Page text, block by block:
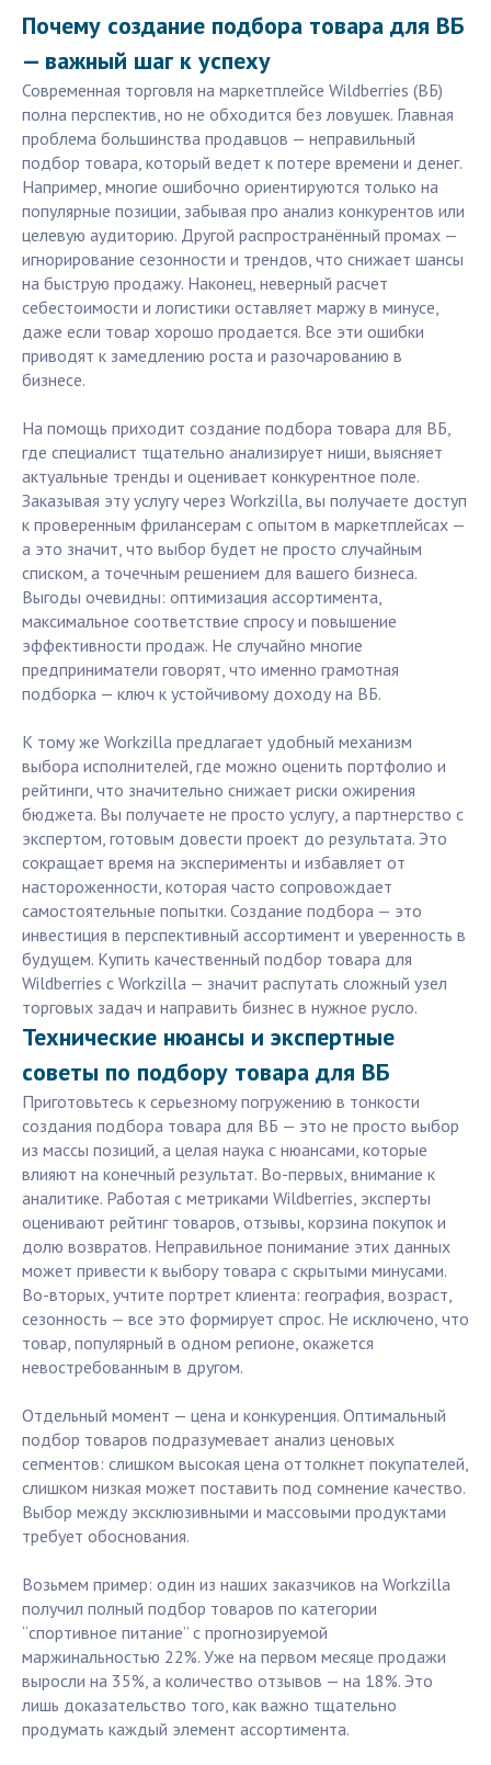
Почему создание подбора товара для ВБ
— важный шаг к успеху
Современная торговля на маркетплейсе Wildberries (ВБ)
полна перспектив, но не обходится без ловушек. Главная
проблема большинства продавцов — неправильный
подбор товара, который ведет к потере времени и денег.
Например, многие ошибочно ориентируются только на
популярные позиции, забывая про анализ конкурентов или
целевую аудиторию. Другой распространённый промах —
игнорирование сезонности и трендов, что снижает шансы
на быструю продажу. Наконец, неверный расчет
себестоимости и логистики оставляет маржу в минусе,
даже если товар хорошо продается. Все эти ошибки
приводят к замедлению роста и разочарованию в
бизнесе.
На помощь приходит создание подбора товара для ВБ,
где специалист тщательно анализирует ниши, выясняет
актуальные тренды и оценивает конкурентное поле.
Заказывая эту услугу через Workzilla, вы получаете доступ
к проверенным фрилансерам с опытом в маркетплейсах —
а это значит, что выбор будет не просто случайным
списком, а точечным решением для вашего бизнеса.
Выгоды очевидны: оптимизация ассортимента,
максимальное соответствие спросу и повышение
эффективности продаж. Не случайно многие
предприниматели говорят, что именно грамотная
подборка — ключ к устойчивому доходу на ВБ.
К тому же Workzilla предлагает удобный механизм
выбора исполнителей, где можно оценить портфолио и
рейтинги, что значительно снижает риски ожирения
бюджета. Вы получаете не просто услугу, а партнерство с
экспертом, готовым довести проект до результата. Это
сокращает время на эксперименты и избавляет от
настороженности, которая часто сопровождает
самостоятельные попытки. Создание подбора — это
инвестиция в перспективный ассортимент и уверенность в
будущем. Купить качественный подбор товара для
Wildberries с Workzilla — значит распутать сложный узел
торговых задач и направить бизнес в нужное русло.
Технические нюансы и экспертные
советы по подбору товара для ВБ
Приготовьтесь к серьезному погружению в тонкости
создания подбора товара для ВБ — это не просто выбор
из массы позиций, а целая наука с нюансами, которые
влияют на конечный результат. Во-первых, внимание к
аналитике. Работая с метриками Wildberries, эксперты
оценивают рейтинг товаров, отзывы, корзина покупок и
долю возвратов. Неправильное понимание этих данных
может привести к выбору товара с скрытыми минусами.
Во-вторых, учтите портрет клиента: география, возраст,
сезонность — все это формирует спрос. Не исключено, что
товар, популярный в одном регионе, окажется
невостребованным в другом.
Отдельный момент — цена и конкуренция. Оптимальный
подбор товаров подразумевает анализ ценовых
сегментов: слишком высокая цена оттолкнет покупателей,
слишком низкая может поставить под сомнение качество.
Выбор между эксклюзивными и массовыми продуктами
требует обоснования.
Возьмем пример: один из наших заказчиков на Workzilla
получил полный подбор товаров по категории
“спортивное питание” с прогнозируемой
маржинальностью 22%. Уже на первом месяце продажи
выросли на 35%, а количество отзывов — на 18%. Это
лишь доказательство того, как важно тщательно
продумать каждый элемент ассортимента.